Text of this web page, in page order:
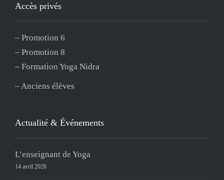
Accès privés
– Promotion 6
– Promotion 8
– Formation Yoga Nidra
– Anciens élèves
Actualité & Événements
L’enseignant de Yoga
14 avril 2026